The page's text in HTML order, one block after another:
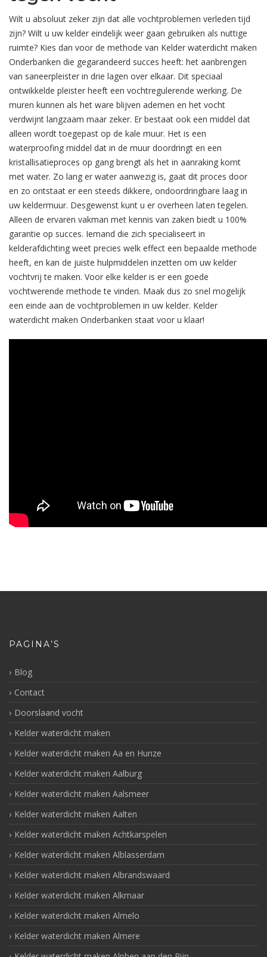
Wilt u absoluut zeker zijn dat alle vochtproblemen verleden tijd
zijn? Wilt u uw kelder eindelijk weer gaan gebruiken als nuttige
ruimte? Kies dan voor de methode van Kelder waterdicht maken
Onderbanken die gegarandeerd succes heeft: het aanbrengen
van saneerpleister in drie lagen over elkaar. Dit speciaal
ontwikkelde pleister heeft een vochtregulerende werking. De
muren kunnen als het ware blijven ademen en het vocht
verdwijnt langzaam maar zeker. Er bestaat ook een middel dat
alleen wordt toegepast op de kale muur. Het is een
waterproofing middel dat in de muur doordringt en een
kristallisatieproces op gang brengt als het in aanraking komt
met water. Zo lang er water aanwezig is, gaat dit proces door
en zo ontstaat er een steeds dikkere, ondoordringbare laag in
uw keldermuur. Desgewenst kunt u er overheen laten tegelen.
Alleen de ervaren vakman met kennis van zaken biedt u 100%
garantie op succes. Iemand die zich specialiseert in
kelderafdichting weet precies welk effect een bepaalde methode
heeft, en kan de juiste hulpmiddelen inzetten om uw kelder
vochtvrij te maken. Voor elke kelder is er een goede
vochtwerende methode te vinden. Maak dus zo snel mogelijk
een einde aan de vochtproblemen in uw kelder. Kelder
waterdicht maken Onderbanken staat voor u klaar!
PAGINA’S
Blog
Contact
Doorslaand vocht
Kelder waterdicht maken
Kelder waterdicht maken Aa en Hunze
Kelder waterdicht maken Aalburg
Kelder waterdicht maken Aalsmeer
Kelder waterdicht maken Aalten
Kelder waterdicht maken Achtkarspelen
Kelder waterdicht maken Alblasserdam
Kelder waterdicht maken Albrandswaard
Kelder waterdicht maken Alkmaar
Kelder waterdicht maken Almelo
Kelder waterdicht maken Almere